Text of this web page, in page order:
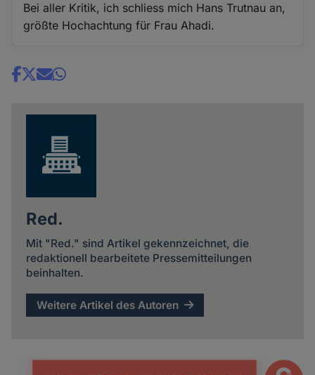
Bei aller Kritik, ich schliess mich Hans Trutnau an,
größte Hochachtung für Frau Ahadi.
Share
Red.
Mit "Red." sind Artikel gekennzeichnet, die
redaktionell bearbeitete Pressemitteilungen
beinhalten.
Weitere Artikel des Autoren